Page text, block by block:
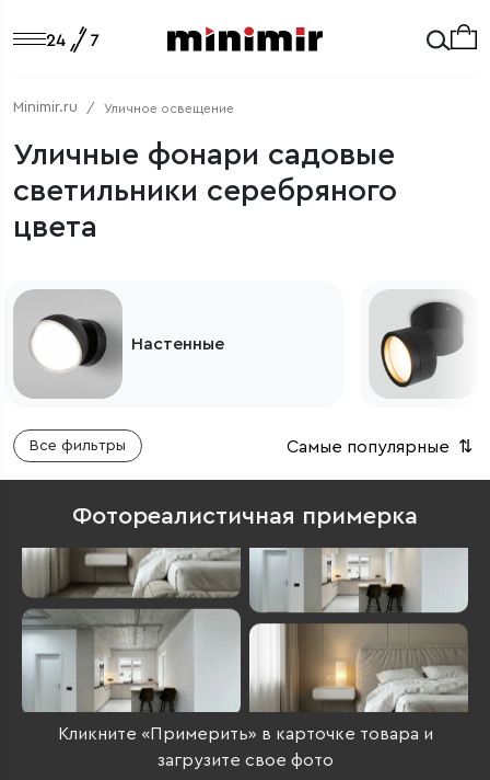
Minimir.ru Уличное освещение
Уличные фонари садовые
светильники серебряного
цвета
Потолочные
Все фильтры Самые популярные ⇅
Фотореалистичная примерка
Кликните «Примерить» в карточке товара и
загрузите свое фото